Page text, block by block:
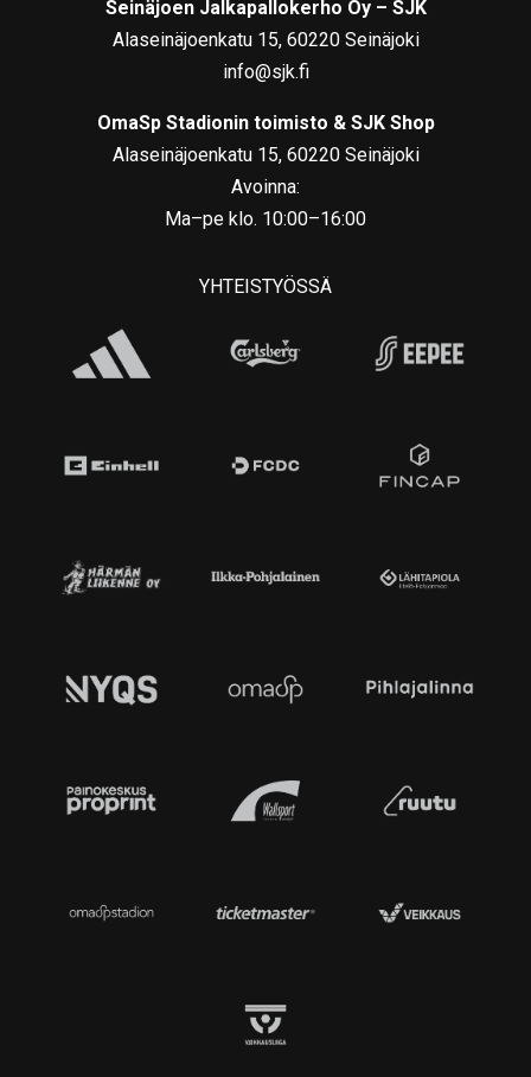
Seinäjoen Jalkapallokerho Oy – SJK
Alaseinäjoenkatu 15, 60220 Seinäjoki
info@sjk.fi
OmaSp Stadionin toimisto & SJK Shop
Alaseinäjoenkatu 15, 60220 Seinäjoki
Avoinna:
Ma–pe klo. 10:00–16:00
YHTEISTYÖSSÄ